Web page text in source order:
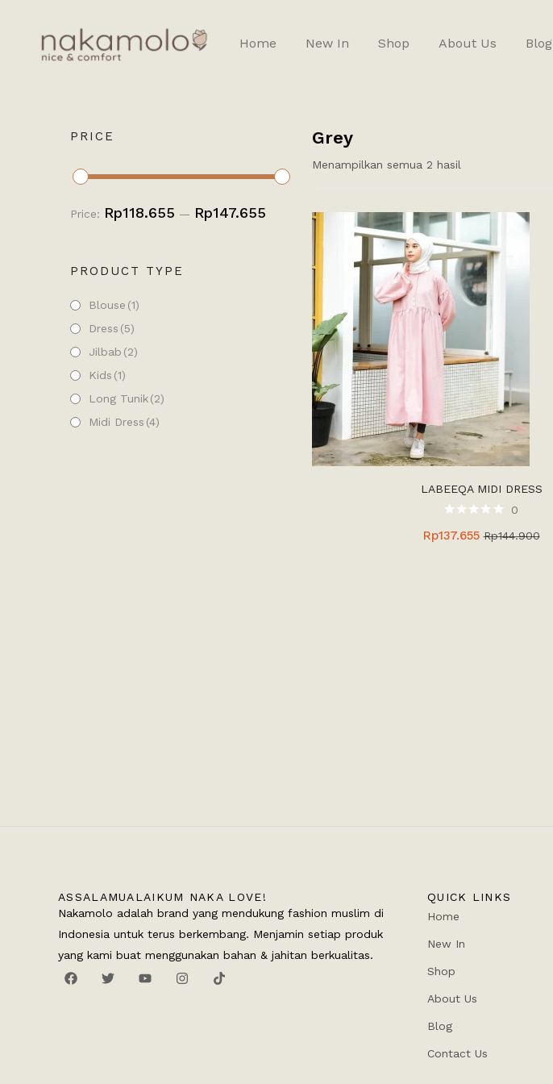
Home New In Shop About Us Blog
PRICE
Price: Rp118.655 — Rp147.655
PRODUCT TYPE
Blouse (1)
Dress (5)
Jilbab (2)
Kids (1)
Long Tunik(2)
Midi Dress (4)
Grey
Menampilkan semua 2 hasil
LABEEQA MIDI DRESS
0
Rp137.655 Rp144.900
ASSALAMUALAIKUM NAKA LOVE!
Nakamolo adalah brand yang mendukung fashion muslim di
Indonesia untuk terus berkembang. Menjamin setiap produk
yang kami buat menggunakan bahan & jahitan berkualitas.
QUICK LINKS
Home
New In
Shop
About Us
Blog
Contact Us